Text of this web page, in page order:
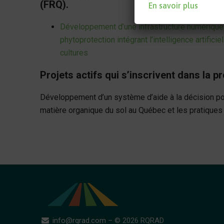
(FRQ).
Développement d’une infrastructure
phytoprotection intégrant l’intelligence
cultures
Projets actifs qui s’inscrivent dans la
Développement d’un système d’aide à la décision
matière organique du sol au Québec et les pratiques
info@rqrad.com – © 2026 RQRAD
En savoir plus